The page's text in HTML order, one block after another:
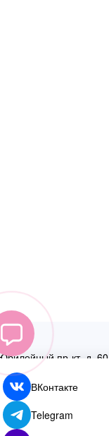
пр-кт, д. 60
ул. Перовская, д. 59
номер:
74-27
44-75
ВКонтакте
Telegram